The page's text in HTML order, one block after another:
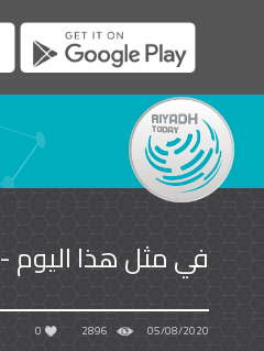
في مثل هذا اليوم - 5 أغسطس
05/08/2020
2896
0